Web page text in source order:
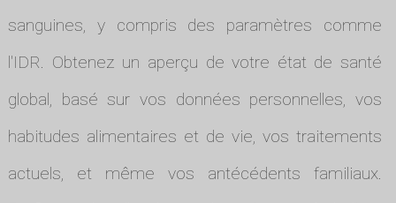
sanguines, y compris des paramètres comme
l'IDR. Obtenez un aperçu de votre état de santé
global, basé sur vos données personnelles, vos
habitudes alimentaires et de vie, vos traitements
actuels, et même vos antécédents familiaux.